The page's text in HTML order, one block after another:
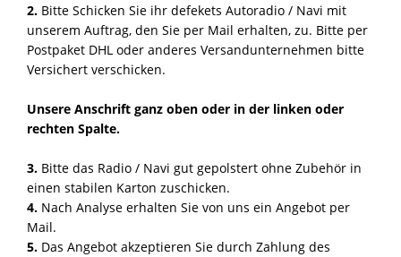
2. Bitte Schicken Sie ihr defekets Autoradio / Navi mit
unserem Auftrag, den Sie per Mail erhalten, zu. Bitte per
Postpaket DHL oder anderes Versandunternehmen bitte
Versichert verschicken.
Unsere Anschrift ganz oben oder in der linken oder
rechten Spalte.
3. Bitte das Radio / Navi gut gepolstert ohne Zubehör in
einen stabilen Karton zuschicken.
4. Nach Analyse erhalten Sie von uns ein Angebot per
Mail.
5. Das Angebot akzeptieren Sie durch Zahlung des